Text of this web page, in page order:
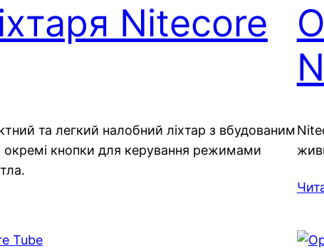
Nitecore
та легкий налобний ліхтар з вбудованим
кнопки для керування режимами